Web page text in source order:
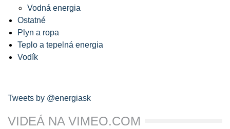
Vodná energia
Ostatné
Plyn a ropa
Teplo a tepelná energia
Vodík
Tweets by @energiask
VIDEÁ NA VIMEO.COM